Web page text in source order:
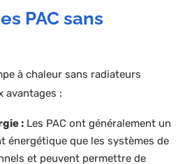
PAC sans
à chaleur sans radiateurs
avantages :
: Les PAC ont généralement un
énergétique que les systèmes de
et peuvent permettre de